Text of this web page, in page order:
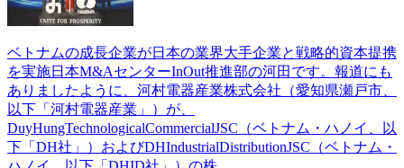
ベトナムの成長企業が日本の業界大手企業と戦略的資本提携
を実施日本M&AセンターInOut推進部の河田です。報道にも
ありましたように、河村電器産業株式会社（愛知県瀬戸市、
以下「河村電器産業」）が、
DuyHungTechnologicalCommercialJSC（ベトナム・ハノイ、以
下「DH社」）およびDHIndustrialDistributionJSC（ベトナム・